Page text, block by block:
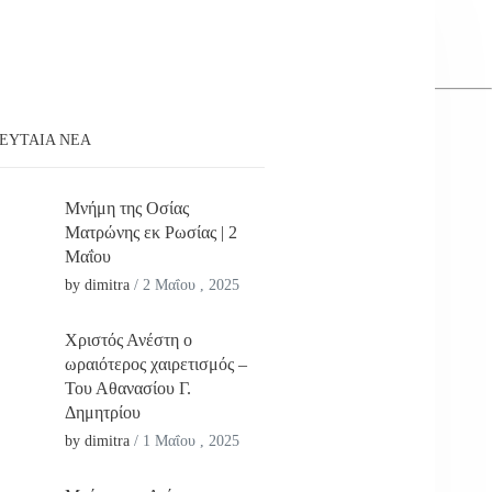
ΝΕΑ
Μνήμη της Οσίας
Ματρώνης εκ Ρωσίας | 2
Μαΐου
by dimitra / 2 Μαΐου , 2025
Χριστός Ανέστη ο
ωραιότερος χαιρετισμός –
Του Αθανασίου Γ.
Δημητρίου
by dimitra / 1 Μαΐου , 2025